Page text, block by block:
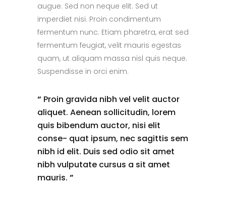
augue. Sed non neque elit. Sed ut
imperdiet nisi. Proin condimentum
fermentum nunc. Etiam pharetra, erat sed
fermentum feugiat, velit mauris egestas
quam, ut aliquam massa nisl quis neque.
Suspendisse in orci enim.
“ Proin gravida nibh vel velit auctor
aliquet. Aenean sollicitudin, lorem
quis bibendum auctor, nisi elit
conse- quat ipsum, nec sagittis sem
nibh id elit. Duis sed odio sit amet
nibh vulputate cursus a sit amet
mauris. ”